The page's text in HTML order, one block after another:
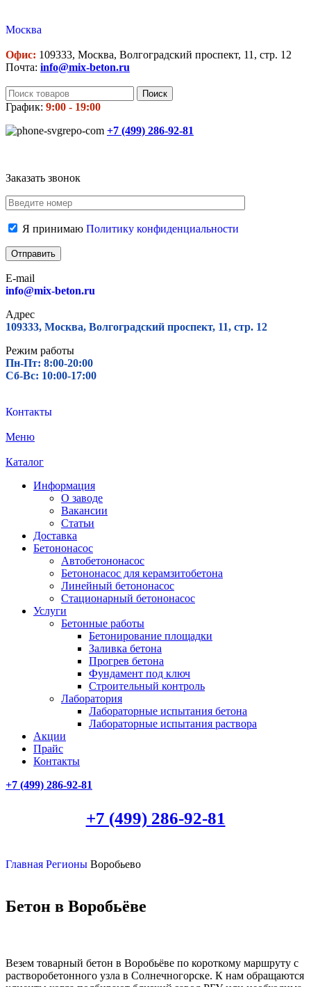
Москва
Офис: 109333, Москва, Волгоградский проспект, 11, стр. 12
Почта: info@mix-beton.ru
Поиск
График: 9:00 - 19:00
+7 (499) 286-92-81
Заказать звонок
Я принимаю Политику конфиденциальности
E-mail
info@mix-beton.ru
Адрес
109333, Москва, Волгоградский проспект, 11, стр. 12
Режим работы
Пн-Пт: 8:00-20:00
Сб-Вс: 10:00-17:00
Контакты
Меню
Каталог
Информация
О заводе
Вакансии
Статьи
Доставка
Бетононасос
Автобетононасос
Бетононасос для керамзитобетона
Линейный бетононасос
Стационарный бетононасос
Услуги
Бетонные работы
Бетонирование площадки
Заливка бетона
Прогрев бетона
Фундамент под ключ
Строительный контроль
Лаборатория
Лабораторные испытания бетона
Лабораторные испытания раствора
Акции
Прайс
Контакты
+7 (499) 286-92-81
+7 (499) 286-92-81
Главная Регионы Воробьево
Бетон в Воробьёве
Везем товарный бетон в Воробьёве по короткому маршруту с
растворобетонного узла в Солнечногорске. К нам обращаются